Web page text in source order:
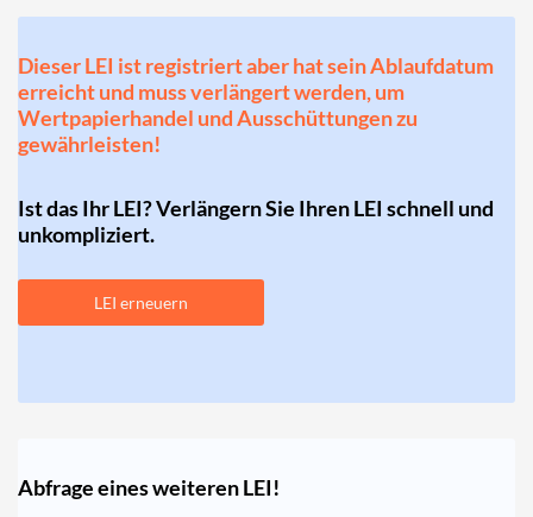
Dieser LEI ist registriert aber hat sein Ablaufdatum
erreicht und muss verlängert werden, um
Wertpapierhandel und Ausschüttungen zu
gewährleisten!
Ist das Ihr LEI? Verlängern Sie Ihren LEI schnell und
unkompliziert.
LEI erneuern
Abfrage eines weiteren LEI!